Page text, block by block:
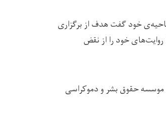
خود گفت هدف از برگزاری
روایت‌های خود را از نقض
موسسه حقوق بشر و دموکراسی